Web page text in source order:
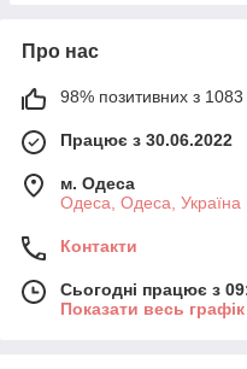
Про нас
98% позитивних з 1083
Працює з 30.06.2022
м. Одеса
Одеса, Одеса, Україна
Контакти
Сьогодні працює з
Показати весь